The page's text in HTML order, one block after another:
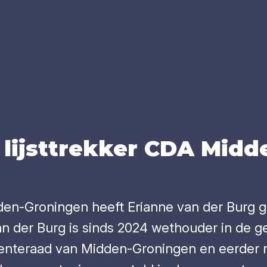
lijst­trek­ker CDA
Groningen heeft Erianne van der Burg
der Burg is sinds 2024 wethouder in de
van Midden-Groningen en eerder